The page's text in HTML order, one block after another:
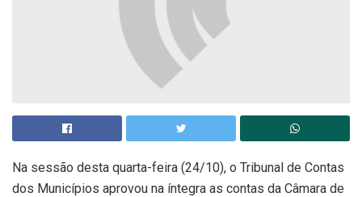
Na sessão desta quarta-feira (24/10), o Tribunal de Contas
dos Municípios aprovou na íntegra as contas da Câmara de